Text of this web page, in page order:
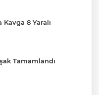
Kavga 8 Yaralı
Tamamlandı